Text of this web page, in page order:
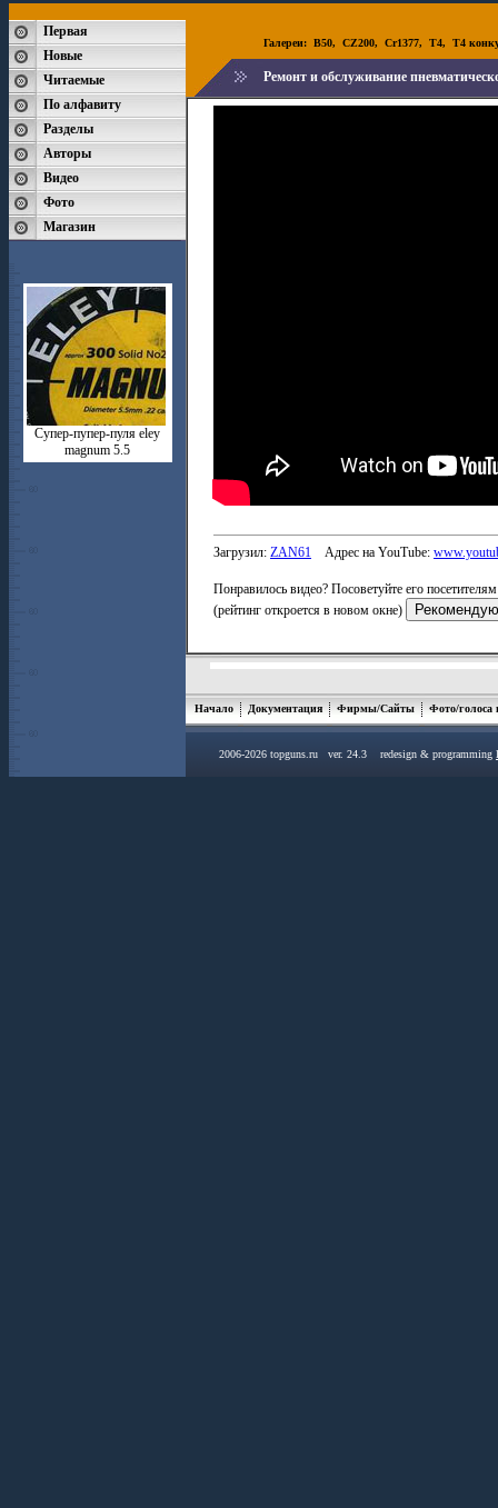
Первая
Новые
Читаемые
По алфавиту
Разделы
Авторы
Видео
Фото
Магазин
Супер-пупер-пуля eley
magnum 5.5
Галереи: B50, CZ200, Cr1377, T4, T4
Ремонт и обслуживание
Загрузил: ZAN61 Адрес на YouTube:
Понравилось видео? Посоветуйте его посетителям
(рейтинг откроется в новом окне)
Начало Документация Фирмы/Сайты Фото/голоса
2006-2026 topguns.ru ver. 24.3 redesign & programming